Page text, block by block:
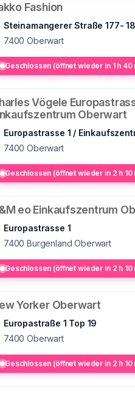
Fashion
Steinamangerer Straße 177-
7400 Oberwart
Geschlossen (öffnet wieder in 1 h 40
Vögele
Oberwart
Europastrasse 1 /
7400 Oberwart
Geschlossen (öffnet wieder in 2 h 10
eo Einkaufszentrum
Europastrasse 1
7400 Burgenland Oberwart
Geschlossen (öffnet wieder in 2 h 10
Yorker Oberwart
Europastraße 1 Top 19
7400 Oberwart
Geschlossen (öffnet wieder in 2 h 10